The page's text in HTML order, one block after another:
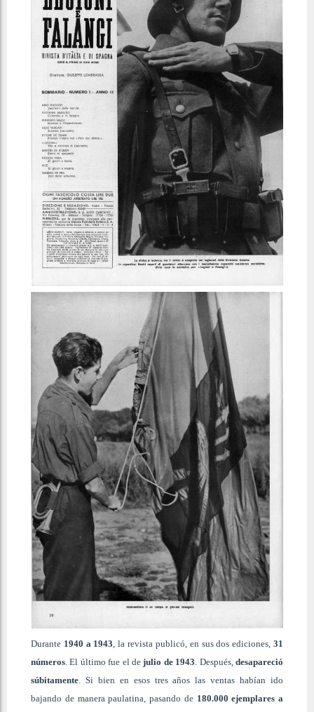
Durante 1940 a 1943 , la revista publicó, en sus dos ediciones, 31
números . El último fue el de julio de 1943 . Después,desapareció
súbitamente . Si bien en esos tres años las ventas habían ido
bajando de manera paulatina, pasando de 180.000 ejemplares a